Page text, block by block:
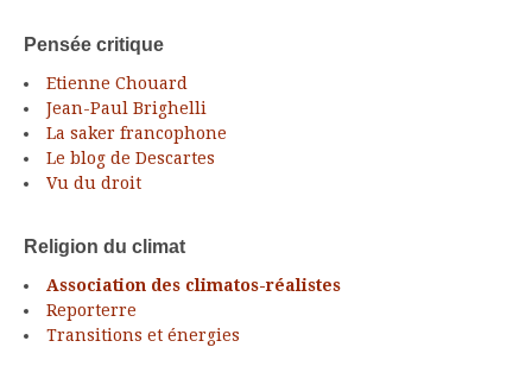
Pensée critique
Etienne Chouard
Jean-Paul Brighelli
La saker francophone
Le blog de Descartes
Vu du droit
Religion du climat
Association des climatos-réalistes
Reporterre
Transitions et énergies